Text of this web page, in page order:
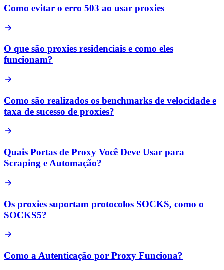
Como evitar o erro 503 ao usar proxies
O que são proxies residenciais e como eles
funcionam?
Como são realizados os benchmarks de velocidade e
taxa de sucesso de proxies?
Quais Portas de Proxy Você Deve Usar para
Scraping e Automação?
Os proxies suportam protocolos SOCKS, como o
SOCKS5?
Como a Autenticação por Proxy Funciona?